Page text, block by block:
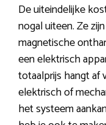
De uiteindelijke
nogal uiteen. Ze
magnetische
een elektrisch
totaalprijs hangt af
elektrisch of
het systeem